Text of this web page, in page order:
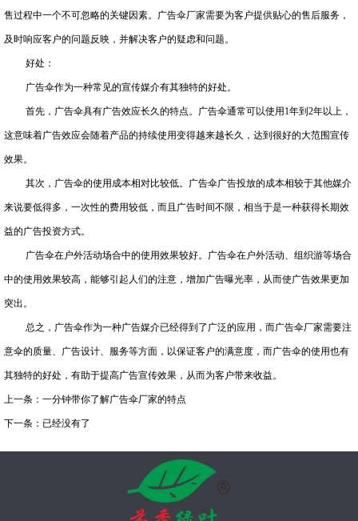
售过程中一个不可忽略的关键因素。广告伞厂家需要为客户提供贴心的售后服务，
及时响应客户的问题反映，并解决客户的疑虑和问题。
好处：
广告伞作为一种常见的宣传媒介有其独特的好处。
首先，广告伞具有广告效应长久的特点。广告伞通常可以使用1年到2年以上，
这意味着广告效应会随着产品的持续使用变得越来越长久，达到很好的大范围宣传
效果。
其次，广告伞的使用成本相对比较低。广告伞广告投放的成本相较于其他媒介
来说要低得多，一次性的费用较低，而且广告时间不限，相当于是一种获得长期效
益的广告投资方式。
广告伞在户外活动场合中的使用效果较好。广告伞在户外活动、组织游等场合
中的使用效果较高，能够引起人们的注意，增加广告曝光率，从而使广告效果更加
突出。
总之，广告伞作为一种广告媒介已经得到了广泛的应用，而广告伞厂家需要注
意伞的质量、广告设计、服务等方面，以保证客户的满意度，而广告伞的使用也有
其独特的好处，有助于提高广告宣传效果，从而为客户带来收益。
上一条： 一分钟带你了解广告伞厂家的特点
下一条：已经没有了